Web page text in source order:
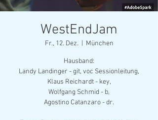
WestEndJam
Fr., 12. Dez. München
Hausband:
Landy Landinger - git, voc Sessionleitung,
Klaus Reichardt - key,
Wolfgang Schmid - b,
Agostino Catanzaro - dr.